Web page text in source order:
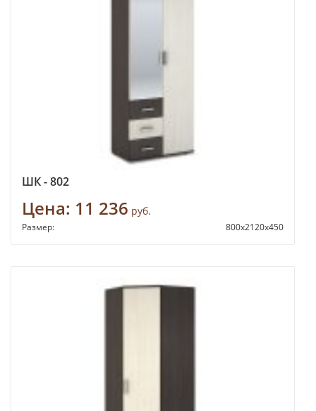
ШК - 802
Цена: 11 236 руб.
Размер: 800х2120х450